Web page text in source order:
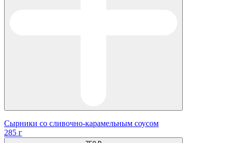
Сырники со сливочно-карамельным соусом
285 г